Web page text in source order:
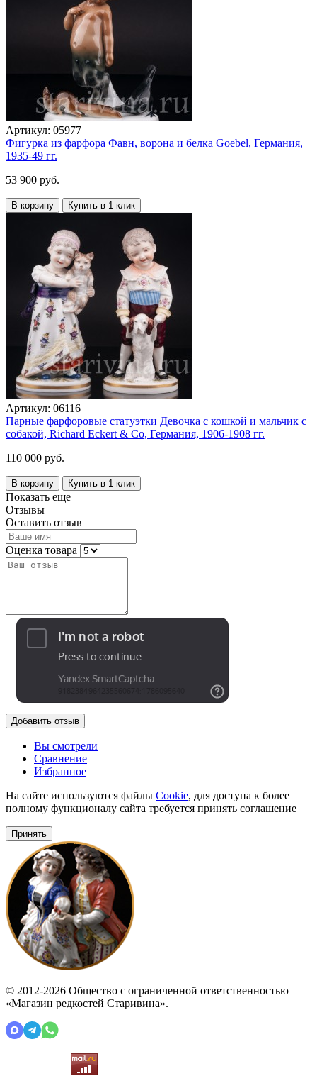
Артикул: 05977
Фигурка из фарфора Фавн, ворона и белка Goebel, Германия,
1935-49 гг.
53 900 руб.
В корзину Купить в 1 клик
Артикул: 06116
Парные фарфоровые статуэтки Девочка c кошкой и мальчик с
собакой, Richard Eckert & Co, Германия, 1906-1908 гг.
110 000 руб.
В корзину Купить в 1 клик
Показать еще
Отзывы
Оставить отзыв
Оценка товара
Добавить отзыв
Вы смотрели
Сравнение
Избранное
На сайте используются файлы Cookie, для доступа к более
полному функционалу сайта требуется принять соглашение
Принять
© 2012-2026 Общество с ограниченной ответственностью
«Магазин редкостей Старивина».